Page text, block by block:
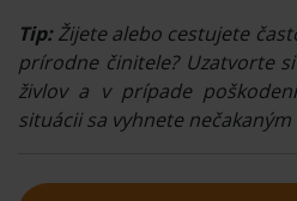
Tip:Žijete alebo cestujete
prírodne činitele? Uzatvorte
živlov a v prípade
situácii sa vyhnete nečakaným